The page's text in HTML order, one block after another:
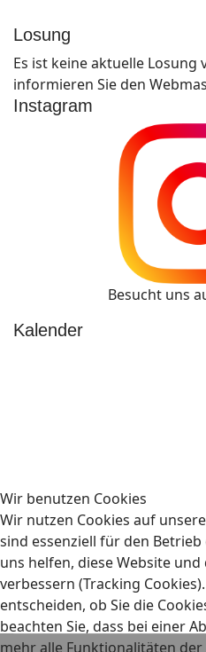
Losung
Es ist keine aktuelle
informieren Sie den
Instagram
Besucht uns
Kalender
Wir benutzen Cookies
Wir nutzen Cookies auf
sind essenziell für den
uns helfen, diese Website
verbessern (Tracking
entscheiden, ob Sie die
beachten Sie, dass bei einer
mehr alle Funktionalitäten